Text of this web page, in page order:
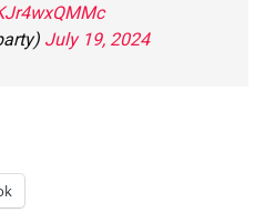
July 19, 2024